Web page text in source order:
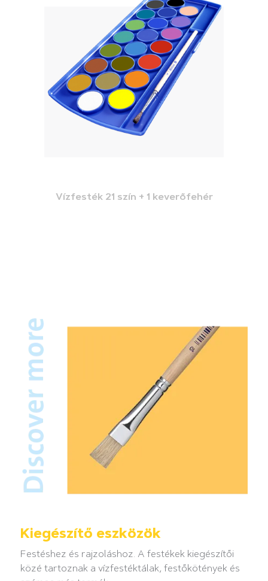
Vízfesték 21 szín + 1 keverőfehér
Kiegészítő eszközök
Festéshez és rajzoláshoz. A festékek kiegészítői
közé tartoznak a vízfestéktálak, festőkötények és